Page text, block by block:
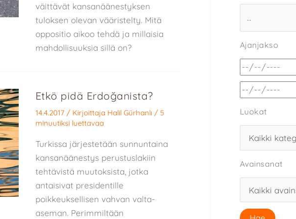
väittävät kansanäänestyksen
tuloksen olevan vääristelty. Mitä
oppositio aikoo tehdä ja millaisia
mahdollisuuksia sillä on?
Etkö pidä Erdoğanista?
14.4.2017 / Kirjoittaja Halil Gürhanlı / 5
minuutiksi luettavaa
Turkissa järjestetään sunnuntaina
kansanäänestys perustuslakiin
tehtävistä muutoksista, jotka
antaisivat presidentille
poikkeuksellisen vahvan valta-
aseman. Perimmiltään
Ajanjakso
Luokat
Avainsanat